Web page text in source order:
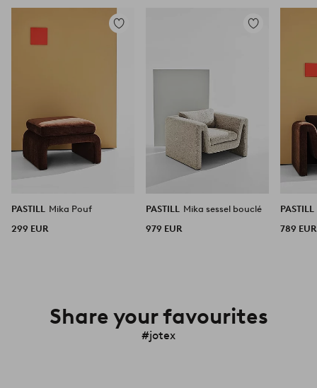
Zu
PASTILL
Mika Pouf
299 EUR
Zu
PASTILL
Mika sessel bouclé
979 EUR
PASTILL
789 EUR
Share your favourites
#jotex